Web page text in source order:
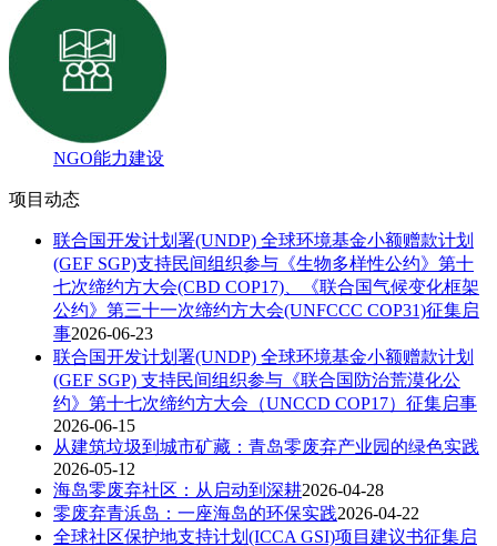
NGO能力建设
项目动态
联合国开发计划署(UNDP) 全球环境基金小额赠款计划
(GEF SGP)支持民间组织参与《生物多样性公约》第十
七次缔约方大会(CBD COP17)、《联合国气候变化框架
公约》第三十一次缔约方大会(UNFCCC COP31)征集启
事2026-06-23
联合国开发计划署(UNDP) 全球环境基金小额赠款计划
(GEF SGP) 支持民间组织参与《联合国防治荒漠化公
约》第十七次缔约方大会（UNCCD COP17）征集启事
2026-06-15
从建筑垃圾到城市矿藏：青岛零废弃产业园的绿色实践
2026-05-12
海岛零废弃社区：从启动到深耕2026-04-28
零废弃青浜岛：一座海岛的环保实践2026-04-22
全球社区保护地支持计划(ICCA GSI)项目建议书征集启